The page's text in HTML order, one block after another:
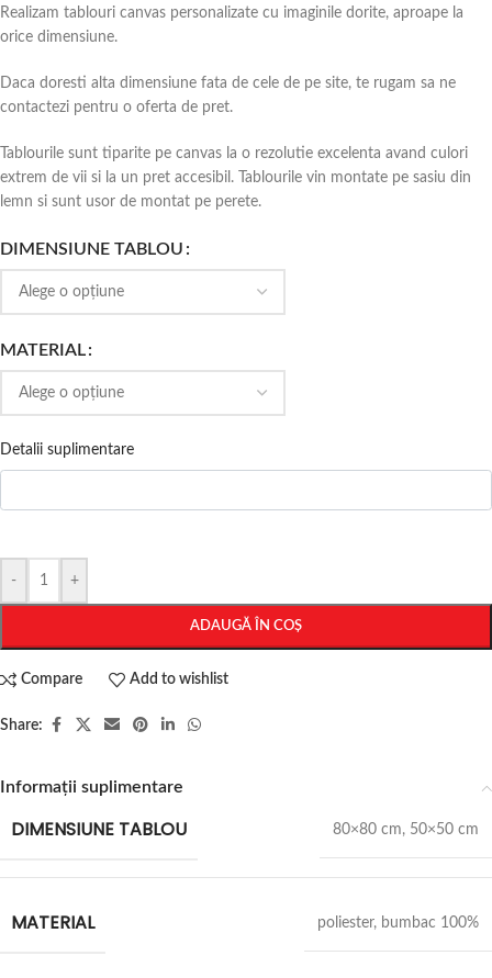
Realizam tablouri canvas personalizate cu imaginile dorite, aproape la
orice dimensiune.
Daca doresti alta dimensiune fata de cele de pe site, te rugam sa ne
contactezi pentru o oferta de pret.
Tablourile sunt tiparite pe canvas la o rezolutie excelenta avand culori
extrem de vii si la un pret accesibil. Tablourile vin montate pe sasiu din
lemn si sunt usor de montat pe perete.
DIMENSIUNE TABLOU
MATERIAL
Detalii suplimentare
- +
ADAUGĂ ÎN COȘ
Compare Add to wishlist
Share:
Informații suplimentare
DIMENSIUNE TABLOU 80×80 cm, 50×50 cm
MATERIAL poliester, bumbac 100%